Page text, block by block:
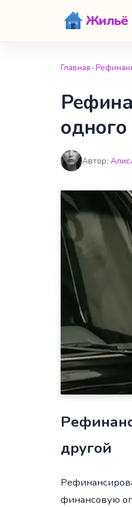
Жильё
Главная ›
Автор:
другой
финансовую